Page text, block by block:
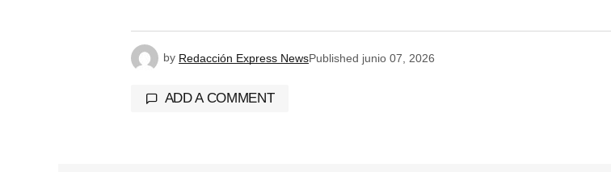
by Redacción Express NewsPublished junio 07, 2026
ADD A COMMENT